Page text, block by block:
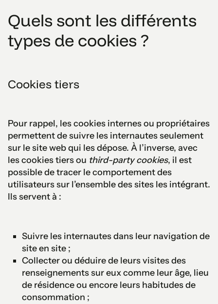
Quels sont les différents
types de cookies ?
Cookies tiers
Pour rappel, les cookies internes ou propriétaires
permettent de suivre les internautes seulement
sur le site web qui les dépose. À l’inverse, avec
les cookies tiers ou third-party cookies, il est
possible de tracer le comportement des
utilisateurs sur l’ensemble des sites les intégrant.
Ils servent à :
Suivre les internautes dans leur navigation de
site en site ;
Collecter ou déduire de leurs visites des
renseignements sur eux comme leur âge, lieu
de résidence ou encore leurs habitudes de
consommation ;